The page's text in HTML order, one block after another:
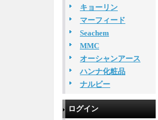
キョーリン
マーフィード
Seachem
MMC
オーシャンアース
ハンナ化粧品
ナルビー
ログイン